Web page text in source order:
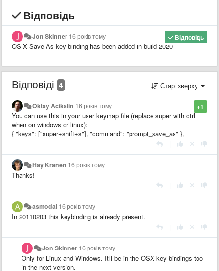
Відповідь
Відповідь
Jon Skinner 16 років тому
OS X Save As key binding has been added in build 2020
Відповіді 4 Старі зверху
+1
Oktay Acikalin 16 років тому
You can use this in your user keymap file (replace super with ctrl
when on windows or linux):
{ "keys": ["super+shift+s"], "command": "prompt_save_as" },
Hay Kranen 16 років тому
Thanks!
asmodai 16 років тому
In 20110203 this keybinding is already present.
Jon Skinner 16 років тому
Only for Linux and Windows. It'll be in the OSX key bindings too
in the next version.